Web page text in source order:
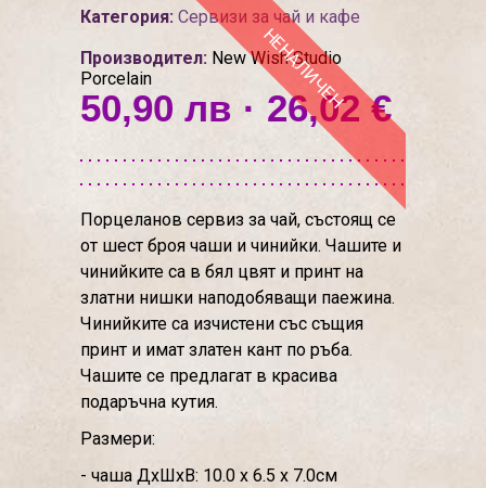
Категория: Сервизи за чай и кафе
Производител: New Wish Studio
Porcelain
50,90 лв · 26,02 €
НЕНАЛИЧЕН
Порцеланов сервиз за чай, състоящ се
от шест броя чаши и чинийки. Чашите и
чинийките са в бял цвят и принт на
златни нишки наподобяващи паежина.
Чинийките са изчистени със същия
принт и имат златен кант по ръба.
Чашите се предлагат в красива
подаръчна кутия.
Размери:
- чаша ДхШхВ: 10.0 х 6.5 х 7.0см